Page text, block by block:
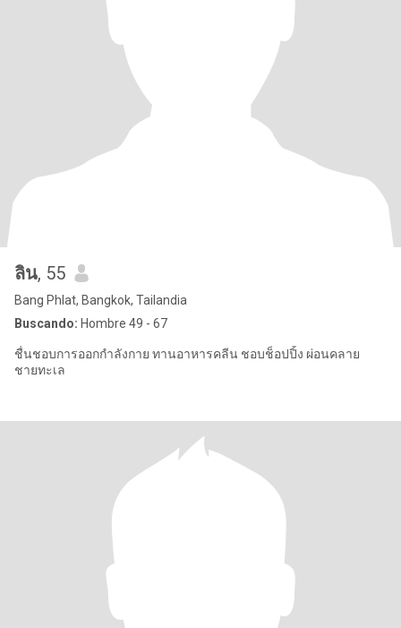
ลิน, 55
Bang Phlat, Bangkok, Tailandia
Buscando: Hombre 49 - 67
ชื่นชอบการออกกำลังกาย ทานอาหารคลีน ชอบช็อปปิ้ง ผ่อนคลาย
ชายทะเล